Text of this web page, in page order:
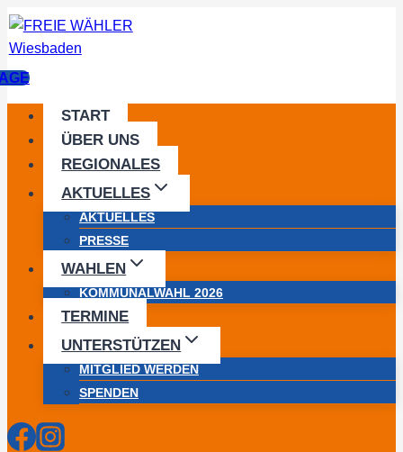
Zum
Inhalt
START
ÜBER UNS
REGIONALES
AKTUELLES
AKTUELLES
PRESSE
WAHLEN
KOMMUNALWAHL 2026
TERMINE
UNTERSTÜTZEN
MITGLIED WERDEN
SPENDEN